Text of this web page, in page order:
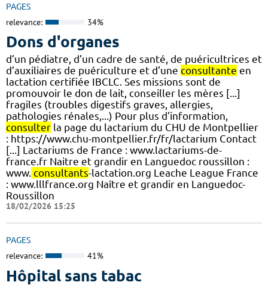
PAGES
relevance: 34%
Dons d'organes
d’un pédiatre, d’un cadre de santé, de puéricultrices et
d’auxiliaires de puériculture et d’une consultante en
lactation certifiée IBCLC. Ses missions sont de
promouvoir le don de lait, conseiller les mères [...]
fragiles (troubles digestifs graves, allergies,
pathologies rénales,...) Pour plus d'information,
consulter la page du lactarium du CHU de Montpellier
: https://www.chu-montpellier.fr/fr/lactarium Contact
[...] Lactariums de France : www.lactariums-de-
france.fr Naitre et grandir en Languedoc roussillon :
www. consultants-lactation.org Leache League France
: www.lllfrance.org Naître et grandir en Languedoc-
Roussillon
18/02/2026 15:25
PAGES
relevance: 41%
Hôpital sans tabac